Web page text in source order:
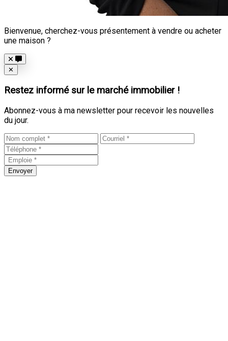
Bienvenue, cherchez-vous présentement à vendre ou acheter
une maison ?
Close
✕
Restez informé sur le marché immobilier !
Abonnez-vous à ma newsletter pour recevoir les nouvelles
du jour.
Envoyer